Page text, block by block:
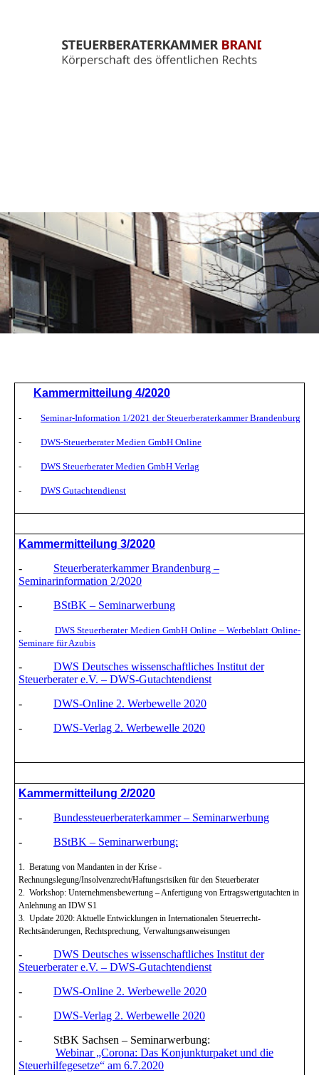
Kammermitteilung 4/2020
- Seminar-Information 1/2021 der Steuerberaterkammer Brandenburg
- DWS-Steuerberater Medien GmbH Online
- DWS Steuerberater Medien GmbH Verlag
- DWS Gutachtendienst
Kammermitteilung 3/2020
- Steuerberaterkammer Brandenburg –
Seminarinformation 2/2020
- BStBK – Seminarwerbung
-
DWS Steuerberater Medien GmbH Online – Werbeblatt Online-
Seminare für Azubis
- DWS Deutsches wissenschaftliches Institut der
Steuerberater e.V. – DWS-Gutachtendienst
- DWS-Online 2. Werbewelle 2020
- DWS-Verlag 2. Werbewelle 2020
Kammermitteilung 2/2020
- Bundessteuerberaterkammer – Seminarwerbung
- BStBK – Seminarwerbung:
1. Beratung von Mandanten in der Krise -
Rechnungslegung/Insolvenzrecht/Haftungsrisiken für den Steuerberater
2. Workshop: Unternehmensbewertung – Anfertigung von Ertragswertgutachten in
Anlehnung an IDW S1
3. Update 2020: Aktuelle Entwicklungen in Internationalen Steuerrecht-
Rechtsänderungen, Rechtsprechung, Verwaltungsanweisungen
- DWS Deutsches wissenschaftliches Institut der
Steuerberater e.V. – DWS-Gutachtendienst
- DWS-Online 2. Werbewelle 2020
- DWS-Verlag 2. Werbewelle 2020
- StBK Sachsen – Seminarwerbung:
Webinar „Corona: Das Konjunkturpaket und die
Steuerhilfegesetze“ am 6.7.2020